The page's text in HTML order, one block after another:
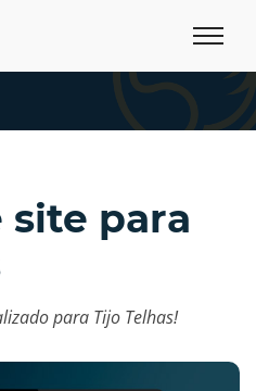
site para
para Tijo Telhas!